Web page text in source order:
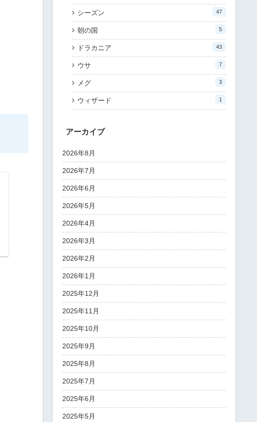
シーズン 47
朝の国 5
ドラカニア 43
ウサ 7
メグ 3
ウィザード 1
アーカイブ
2026年8月
2026年7月
2026年6月
2026年5月
2026年4月
2026年3月
2026年2月
2026年1月
2025年12月
2025年11月
2025年10月
2025年9月
2025年8月
2025年7月
2025年6月
2025年5月